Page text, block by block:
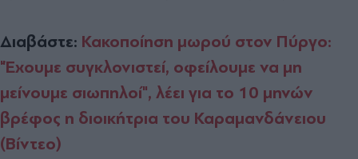
Διαβάστε: Κακοποίηση μωρού στον Πύργο:
"Έχουμε συγκλονιστεί, οφείλουμε να μη
μείνουμε σιωπηλοί", λέει για το 10 μηνών
βρέφος η διοικήτρια του Καραμανδάνειου
(Βίντεο)